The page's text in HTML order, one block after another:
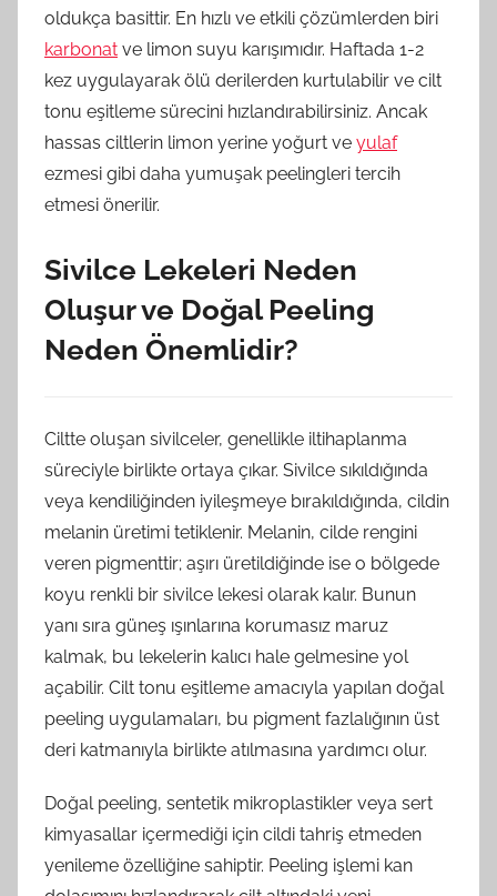
oldukça basittir. En hızlı ve etkili çözümlerden biri
karbonat ve limon suyu karışımıdır. Haftada 1-2
kez uygulayarak ölü derilerden kurtulabilir ve cilt
tonu eşitleme sürecini hızlandırabilirsiniz. Ancak
hassas ciltlerin limon yerine yoğurt ve yulaf
ezmesi gibi daha yumuşak peelingleri tercih
etmesi önerilir.
Sivilce Lekeleri Neden
Oluşur ve Doğal Peeling
Neden Önemlidir?
Ciltte oluşan sivilceler, genellikle iltihaplanma
süreciyle birlikte ortaya çıkar. Sivilce sıkıldığında
veya kendiliğinden iyileşmeye bırakıldığında, cildin
melanin üretimi tetiklenir. Melanin, cilde rengini
veren pigmenttir; aşırı üretildiğinde ise o bölgede
koyu renkli bir sivilce lekesi olarak kalır. Bunun
yanı sıra güneş ışınlarına korumasız maruz
kalmak, bu lekelerin kalıcı hale gelmesine yol
açabilir. Cilt tonu eşitleme amacıyla yapılan doğal
peeling uygulamaları, bu pigment fazlalığının üst
deri katmanıyla birlikte atılmasına yardımcı olur.
Doğal peeling, sentetik mikroplastikler veya sert
kimyasallar içermediği için cildi tahriş etmeden
yenileme özelliğine sahiptir. Peeling işlemi kan